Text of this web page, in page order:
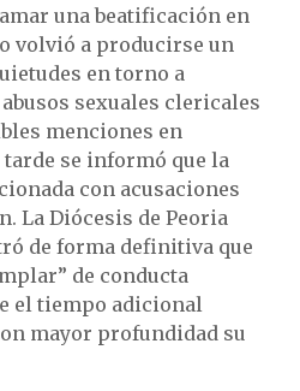
una beatificación en
volvió a producirse un
en torno a
sexuales clericales
menciones en
se informó que la
con acusaciones
La Diócesis de Peoria
de forma definitiva que
de conducta
el tiempo adicional
mayor profundidad su